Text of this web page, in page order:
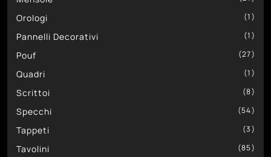
Tomasella 52
Orologi 1
Pannelli Decorativi 1
Pouf 27
Quadri 1
Scrittoi 8
Specchi 54
Tappeti 3
Tavolini 85